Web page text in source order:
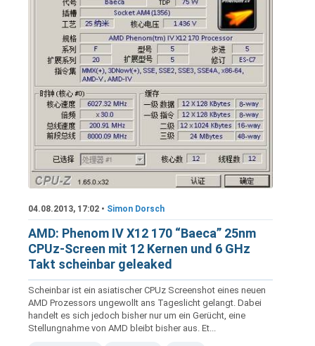
04.08.2013, 17:02 • Simon Dorsch
AMD: Phenom IV X12 170 “Baeca” 25nm
CPUz-Screen mit 12 Kernen und 6 GHz
Takt scheinbar geleaked
Scheinbar ist ein asiatischer CPUz Screenshot eines neuen
AMD Prozessors ungewollt ans Tageslicht gelangt. Dabei
handelt es sich jedoch bisher nur um ein Gerücht, eine
Stellungnahme von AMD bleibt bisher aus. Et...